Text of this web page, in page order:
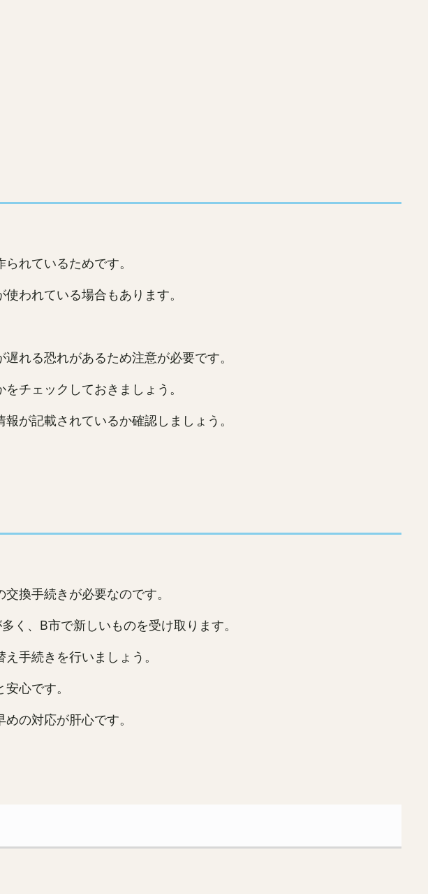
れているためです。
われている場合もあります。
れる恐れがあるため注意が必要です。
チェックしておきましょう。
が記載されているか確認しましょう。
換手続きが必要なのです。
く、B市で新しいものを受け取ります。
手続きを行いましょう。
心です。
の対応が肝心です。